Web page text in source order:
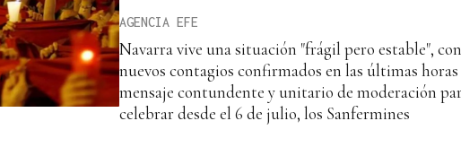
AGENCIA EFE
Navarra vive una situación "frágil pero estable",
nuevos contagios confirmados en las últimas horas
mensaje contundente y unitario de moderación
celebrar desde el 6 de julio, los Sanfermines